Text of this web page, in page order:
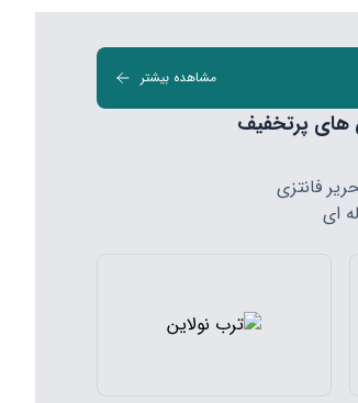
مشاهده بیشتر
های پرتخفیف
فانتزی
ای